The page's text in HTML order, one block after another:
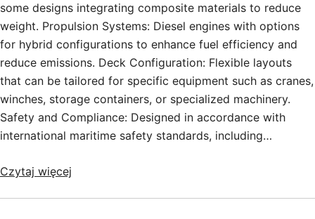
some designs integrating composite materials to reduce
weight. Propulsion Systems: Diesel engines with options
for hybrid configurations to enhance fuel efficiency and
reduce emissions. Deck Configuration: Flexible layouts
that can be tailored for specific equipment such as cranes,
winches, storage containers, or specialized machinery.
Safety and Compliance: Designed in accordance with
international maritime safety standards, including…
Czytaj więcej